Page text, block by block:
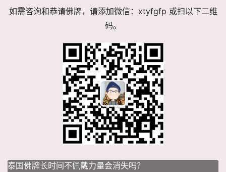
如需咨询和恭请佛牌，请添加微信：xtyfgfp 或扫以下二维
码。
泰国佛牌长时间不佩戴力量会消失吗？